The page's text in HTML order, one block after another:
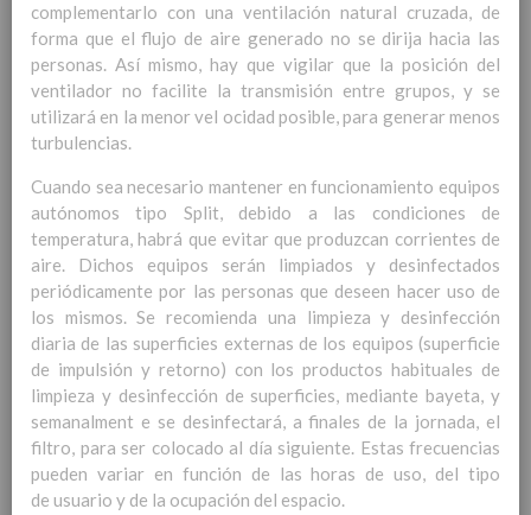
2019
Proyecto curricular de ReligiÃ³n
CatÃ³lica en Segundo Ciclo de Infantil
ConcreciÃ³n curricular para la
etapa
15 noviembre 2019
representaciÃ³n
15 noviembre 2019
Ãrea II: Conocimiento del
medio
15 noviembre 2019
Ãrea I: Conocimiento de sÃ­
mismo y autonomÃ­a
personal
15 noviembre 2019
MetodologÃ­a 15 noviembre 2019
Recursos 15 noviembre 2019
EducaciÃ³n Primaria
CoordinaciÃ³n y concreciÃ³n curricular
Objetivos de la etapa
Ãrea de Lengua Castellana y
Literatura
complementarlo con una ventilación natural cruzada, de
forma que el flujo de aire generado no se dirija hacia las
personas. Así mismo, hay que vigilar que la posición del
ventilador no facilite la transmisión entre grupos, y se
utilizará en la menor vel ocidad posible, para generar menos
turbulencias.
Cuando sea necesario mantener en funcionamiento equipos
autónomos tipo Split, debido a las condiciones de
temperatura, habrá que evitar que produzcan corrientes de
aire. Dichos equipos serán limpiados y desinfectados
periódicamente por las personas que deseen hacer uso de
los mismos. Se recomienda una limpieza y desinfección
diaria de las superficies externas de los equipos (superficie
de impulsión y retorno) con los productos habituales de
limpieza y desinfección de superficies, mediante bayeta, y
semanalment e se desinfectará, a finales de la jornada, el
filtro, para ser colocado al día siguiente. Estas frecuencias
pueden variar en función de las horas de uso, del tipo
de usuario y de la ocupación del espacio.